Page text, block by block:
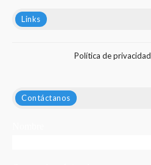
Links
Política de privacidad
Contáctanos